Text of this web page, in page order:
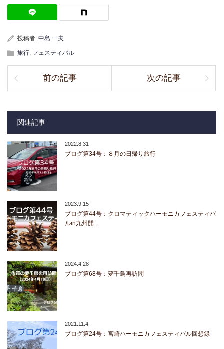
投稿者: 中島 一夫
旅行, フェスティバル
前の記事 次の記事
関連記事
2022.8.31
ブログ第34号：８月の日帰り旅行
2023.9.15
ブログ第44号：クロマティックハーモニカフェスティバ
ルin九州開…
2024.4.28
ブログ第68号：夢千鳥再訪問
2021.11.4
ブログ第24号：宮崎ハーモニカフェスティバル回想録